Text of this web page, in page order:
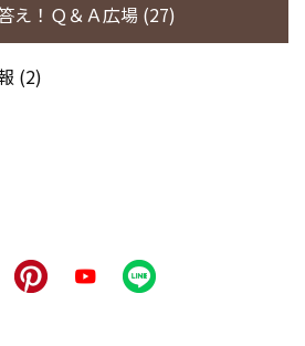
え！Ｑ＆Ａ広場 (27)
(2)